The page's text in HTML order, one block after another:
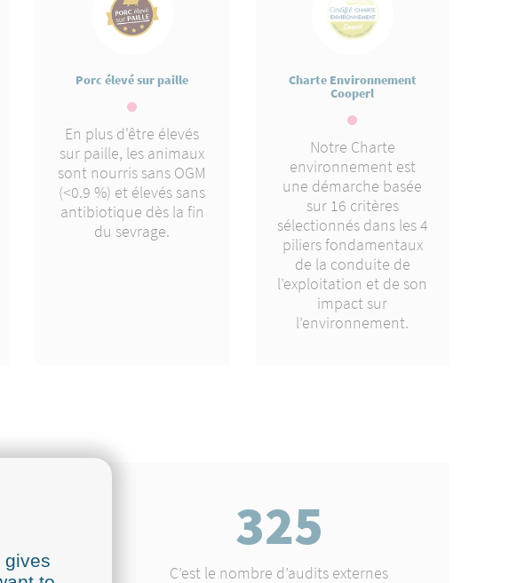
Porc élevé sur paille
En plus d'être élevés
sur paille, les animaux
sont nourris sans OGM
(<0.9 %) et élevés sans
antibiotique dès la fin
du sevrage.
Charte Environnement
Cooperl
Notre Charte
environnement est
une démarche basée
sur 16 critères
sélectionnés dans les 4
piliers fondamentaux
de la conduite de
l’exploitation et de son
impact sur
l’environnement.
325
C’est le nombre d’audits externes
gives